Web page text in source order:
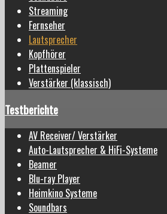
Streaming
Fernseher
Lautsprecher
Kopfhörer
Plattenspieler
Verstärker (klassisch)
Testberichte
AV Receiver/ Verstärker
Auto-Lautsprecher & HiFi-Systeme
Beamer
Blu-ray Player
Heimkino Systeme
Soundbars